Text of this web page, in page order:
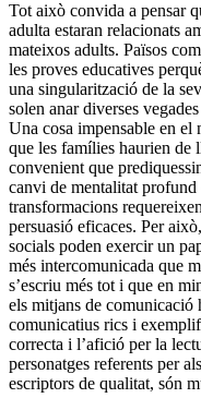
Tot això convida a pensar
adulta estaran relacionats
mateixos adults. Països
les proves educatives
una singularització de la
solen anar diverses
Una cosa impensable en
que les famílies haurien de
convenient que
canvi de mentalitat profund
transformacions
persuasió eficaces. Per
socials poden exercir un
més intercomunicada que
s’escriu més tot i que en
els mitjans de comunicació
comunicatius rics i
correcta i l’afició per la
personatges referents per
escriptors de qualitat, són